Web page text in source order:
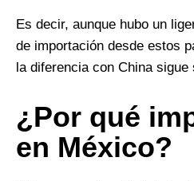
Es decir, aunque hubo un
de importación desde estos
la diferencia con China
¿Por qué
en México?